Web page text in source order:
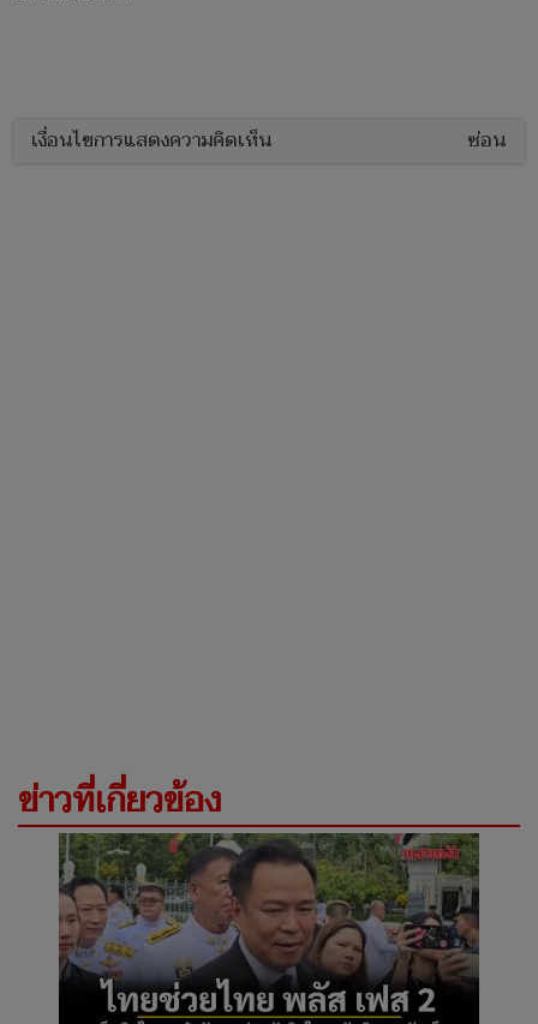
เงื่อนไขการแสดงความคิดเห็น ซ่อน
ข่าวที่เกี่ยวข้อง